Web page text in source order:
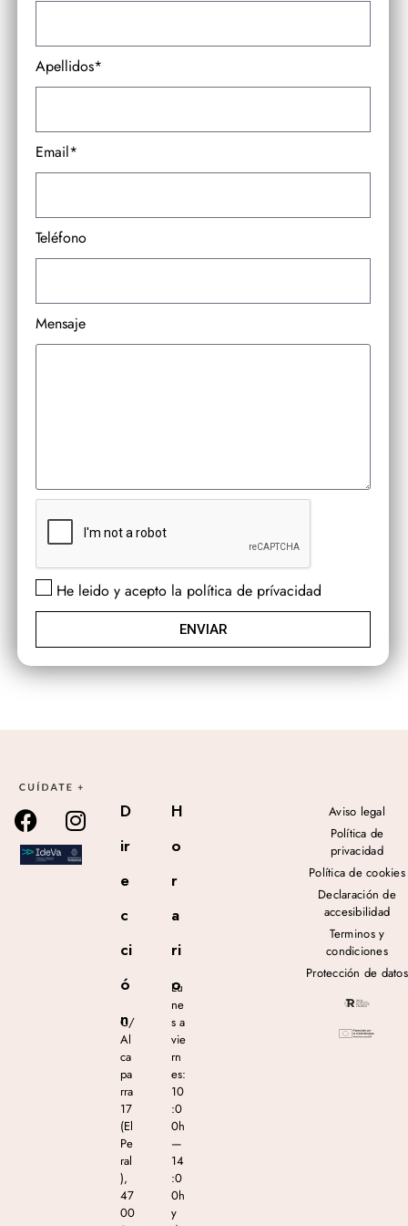
Apellidos*
Email*
Teléfono
Mensaje
He leido y acepto la política de prívacidad
ENVIAR
D
ir
e
c
ci
ó
n
C/
Al
ca
pa
rra
17
(El
Pe
ral
),
47
00
H
o
r
a
ri
o
Lu
ne
s a
vie
rn
es:
10
:0
0h
—
14
:0
0h
y
Aviso legal
Política de
privacidad
Política de cookies
Declaración de
accesibilidad
Terminos y
condiciones
Protección de datos